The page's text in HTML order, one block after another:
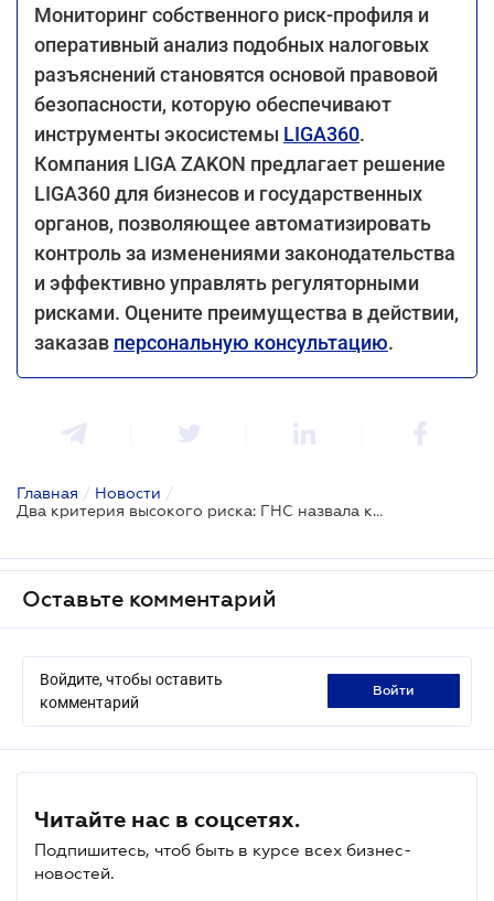
Мониторинг собственного риск-профиля и
оперативный анализ подобных налоговых
разъяснений становятся основой правовой
безопасности, которую обеспечивают
инструменты экосистемы LIGA360.
Компания LIGA ZAKON предлагает решение
LIGA360 для бизнесов и государственных
органов, позволяющее автоматизировать
контроль за изменениями законодательства
и эффективно управлять регуляторными
рисками. Оцените преимущества в действии,
заказав персональную консультацию.
Главная / Новости /
Два критерия высокого риска: ГНС назвала количественные параметры для назначения налоговой проверки
Оставьте комментарий
Войдите, чтобы оставить
комментарий
войти
Читайте нас в соцсетях.
Подпишитесь, чтоб быть в курсе всех бизнес-
новостей.